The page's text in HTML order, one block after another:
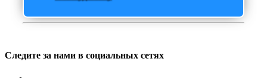
Следите за нами в социальных сетях